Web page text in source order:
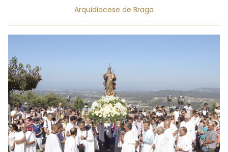
Arquidiocese de Braga